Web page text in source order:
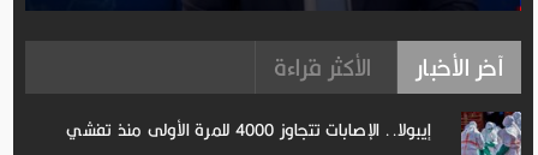
آخر الأخبار الأكثر قراءة
إيبولا.. الإصابات تتجاوز 4000 للمرة الأولى منذ تفشي